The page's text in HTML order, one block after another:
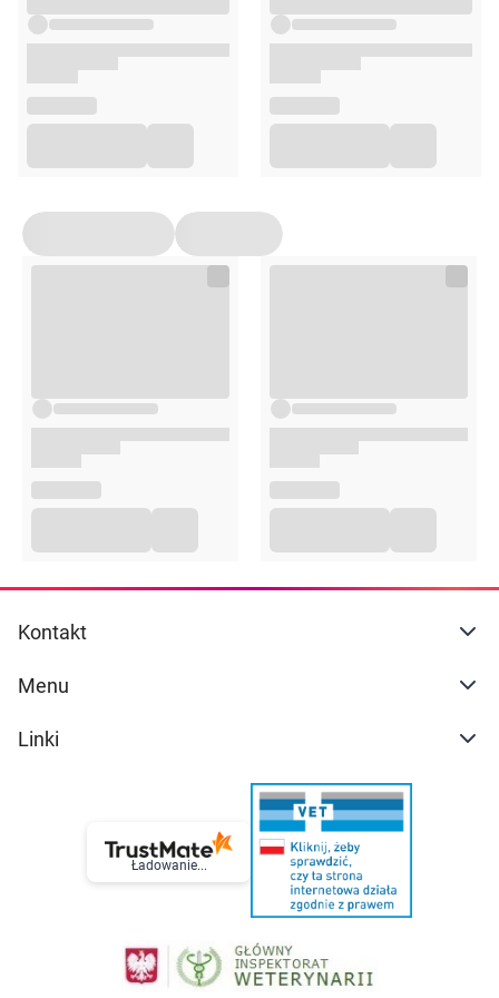
Rozprowadź i spłucz wodą.
Żel może być stosowany również do demakijażu
twarzy. W tym celu niewielką ilość żelu nanieś na
płatek kosmetyczny i oczyść twarz.
Kontakt
Menu
Linki
Ładowanie...